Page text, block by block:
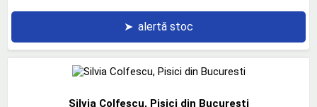
➤ alertă stoc
Silvia Colfescu, Pisici din Bucuresti